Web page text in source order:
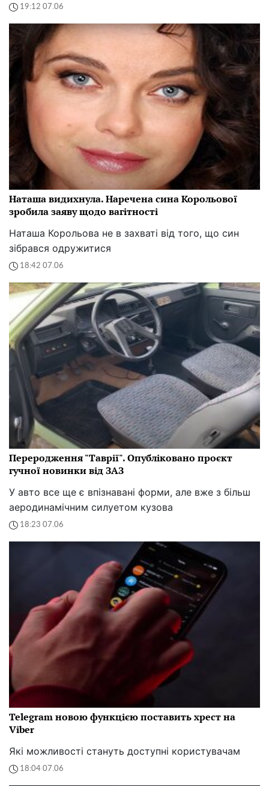
19:12 07.06
Наташа видихнула. Наречена сина Корольової
зробила заяву щодо вагітності
Наташа Корольова не в захваті від того, що син
зібрався одружитися
18:42 07.06
Переродження "Таврії". Опубліковано проєкт
гучної новинки від ЗАЗ
У авто все ще є впізнавані форми, але вже з більш
аеродинамічним силуетом кузова
18:23 07.06
Telegram новою функцією поставить хрест на
Viber
Які можливості стануть доступні користувачам
18:04 07.06